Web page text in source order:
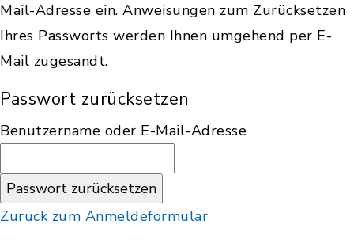
Mail-Adresse ein. Anweisungen zum Zurücksetzen
Ihres Passworts werden Ihnen umgehend per E-
Mail zugesandt.
Passwort zurücksetzen
Benutzername oder E-Mail-Adresse
Zurück zum Anmeldeformular